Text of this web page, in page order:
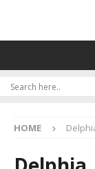
HOME